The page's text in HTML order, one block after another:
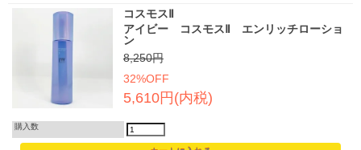
コスモスⅡ
アイビー コスモスⅡ エンリッチローショ
ン
8,250円
32%OFF
5,610円(内税)
購入数